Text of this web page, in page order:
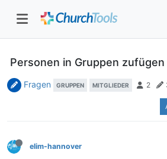
Personen in Gruppen zufügen
Fragen GRUPPEN MITGLIEDER 2
elim-hannover